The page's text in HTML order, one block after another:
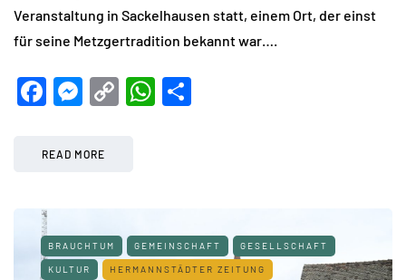
Veranstaltung in Sackelhausen statt, einem Ort, der einst
für seine Metzgertradition bekannt war….
Facebook
Messenger
CopyWhatsApp
READ MORE
BRAUCHTUM GEMEINSCHAFT GESELLSCHAFT
KULTUR HERMANNSTÄDTER ZEITUNG